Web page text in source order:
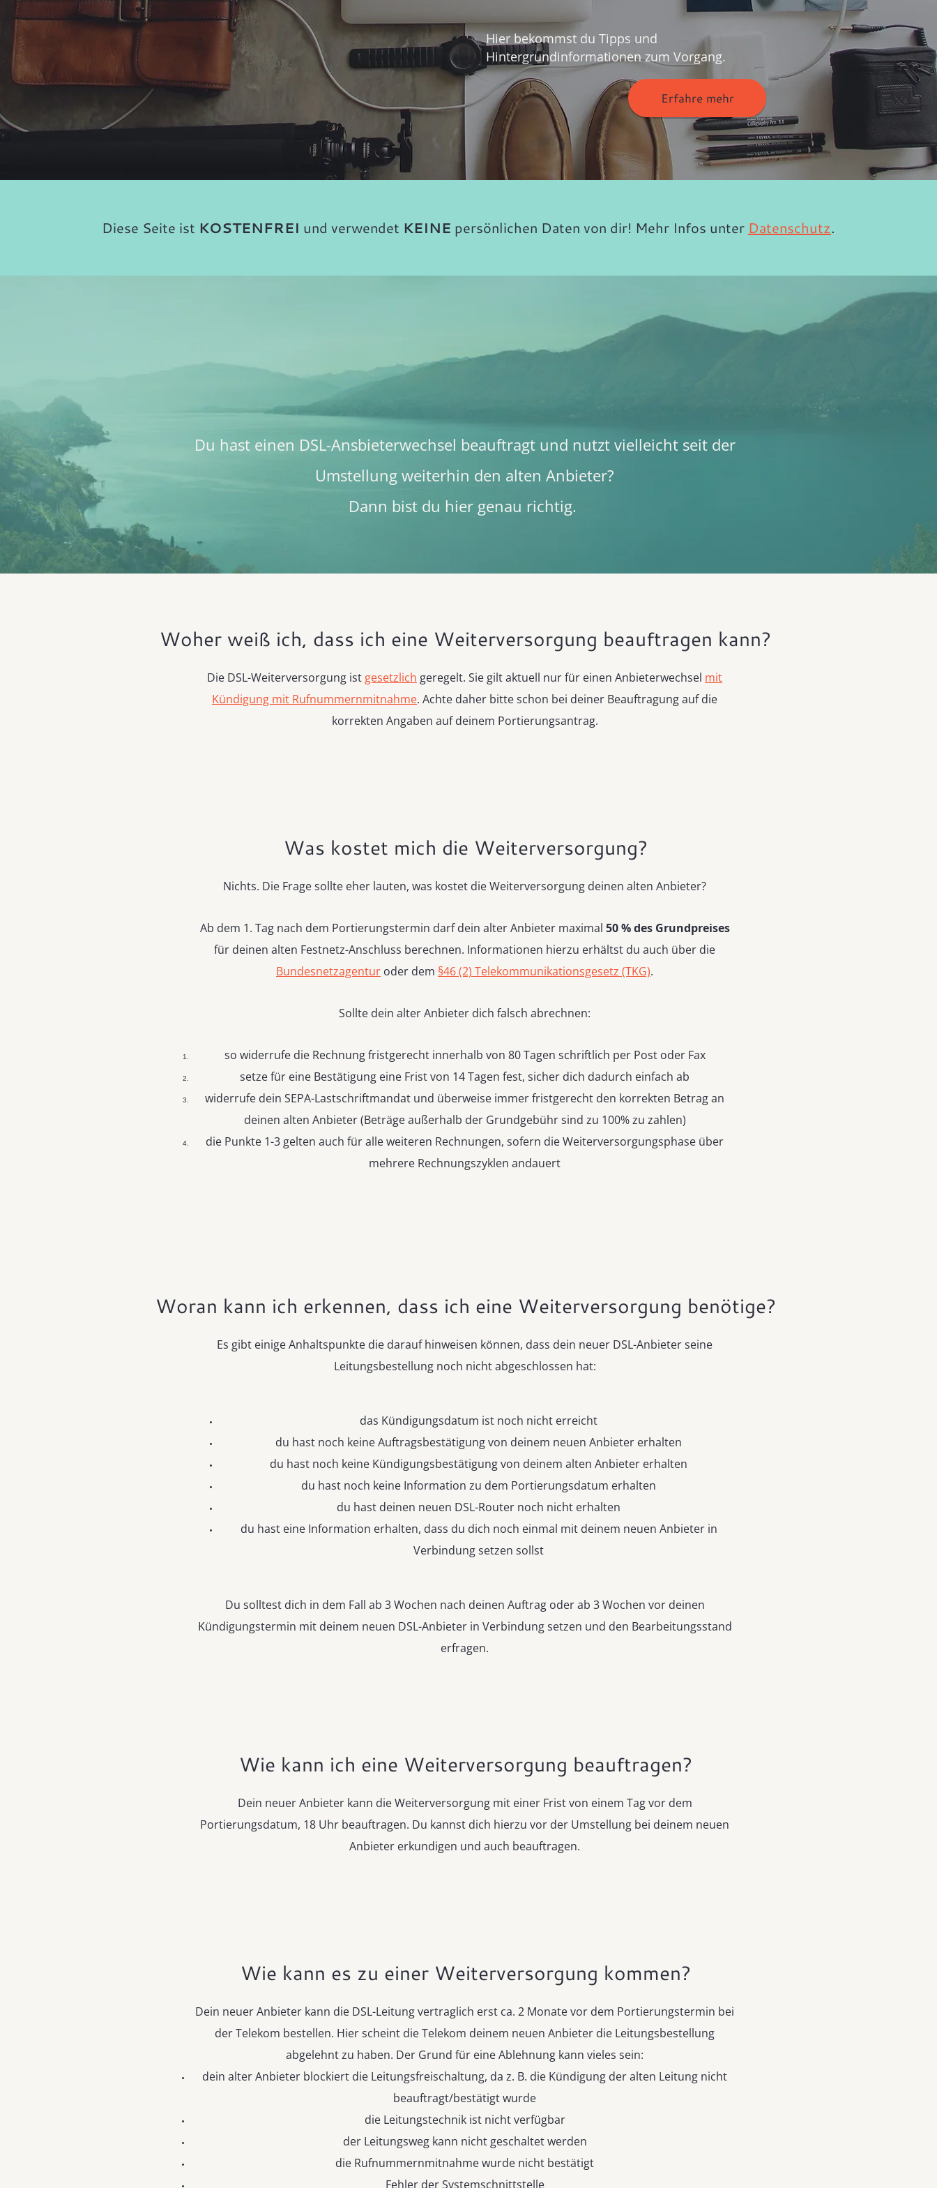
Hier bekommst du Tipps und
Hintergrundinformationen zum Vorgang.
Erfahre mehr
Diese Seite ist KOSTENFREI und verwendet KEINE persönlichen Daten von dir! Mehr Infos unter Datenschutz.
Du hast einen DSL-Ansbieterwechsel beauftragt und nutzt vielleicht seit der
Umstellung weiterhin den alten Anbieter?
Dann bist du hier genau richtig.
Woher weiß ich, dass ich eine Weiterversorgung beauftragen kann?
Die DSL-Weiterversorgung ist gesetzlich geregelt. Sie gilt aktuell nur für einen Anbieterwechsel mit
Kündigung mit Rufnummernmitnahme. Achte daher bitte schon bei deiner Beauftragung auf die
korrekten Angaben auf deinem Portierungsantrag.
Was kostet mich die Weiterversorgung?
Nichts. Die Frage sollte eher lauten, was kostet die Weiterversorgung deinen alten Anbieter?
Ab dem 1. Tag nach dem Portierungstermin darf dein alter Anbieter maximal 50 % des Grundpreises
für deinen alten Festnetz-Anschluss berechnen. Informationen hierzu erhältst du auch über die
Bundesnetzagentur oder dem §46 (2) Telekommunikationsgesetz (TKG).
Sollte dein alter Anbieter dich falsch abrechnen:
so widerrufe die Rechnung fristgerecht innerhalb von 80 Tagen schriftlich per Post oder Fax
setze für eine Bestätigung eine Frist von 14 Tagen fest, sicher dich dadurch einfach ab
widerrufe dein SEPA-Lastschriftmandat und überweise immer fristgerecht den korrekten Betrag an
deinen alten Anbieter (Beträge außerhalb der Grundgebühr sind zu 100% zu zahlen)
die Punkte 1-3 gelten auch für alle weiteren Rechnungen, sofern die Weiterversorgungsphase über
mehrere Rechnungszyklen andauert
Woran kann ich erkennen, dass ich eine Weiterversorgung benötige?
Es gibt einige Anhaltspunkte die darauf hinweisen können, dass dein neuer DSL-Anbieter seine
Leitungsbestellung noch nicht abgeschlossen hat:
das Kündigungsdatum ist noch nicht erreicht
du hast noch keine Auftragsbestätigung von deinem neuen Anbieter erhalten
du hast noch keine Kündigungsbestätigung von deinem alten Anbieter erhalten
du hast noch keine Information zu dem Portierungsdatum erhalten
du hast deinen neuen DSL-Router noch nicht erhalten
du hast eine Information erhalten, dass du dich noch einmal mit deinem neuen Anbieter in
Verbindung setzen sollst
Du solltest dich in dem Fall ab 3 Wochen nach deinen Auftrag oder ab 3 Wochen vor deinen
Kündigungstermin mit deinem neuen DSL-Anbieter in Verbindung setzen und den Bearbeitungsstand
erfragen.
Wie kann ich eine Weiterversorgung beauftragen?
Dein neuer Anbieter kann die Weiterversorgung mit einer Frist von einem Tag vor dem
Portierungsdatum, 18 Uhr beauftragen. Du kannst dich hierzu vor der Umstellung bei deinem neuen
Anbieter erkundigen und auch beauftragen.
Wie kann es zu einer Weiterversorgung kommen?
Dein neuer Anbieter kann die DSL-Leitung vertraglich erst ca. 2 Monate vor dem Portierungstermin bei
der Telekom bestellen. Hier scheint die Telekom deinem neuen Anbieter die Leitungsbestellung
abgelehnt zu haben. Der Grund für eine Ablehnung kann vieles sein:
dein alter Anbieter blockiert die Leitungsfreischaltung, da z. B. die Kündigung der alten Leitung nicht
beauftragt/bestätigt wurde
die Leitungstechnik ist nicht verfügbar
der Leitungsweg kann nicht geschaltet werden
die Rufnummernmitnahme wurde nicht bestätigt
Fehler der Systemschnittstelle